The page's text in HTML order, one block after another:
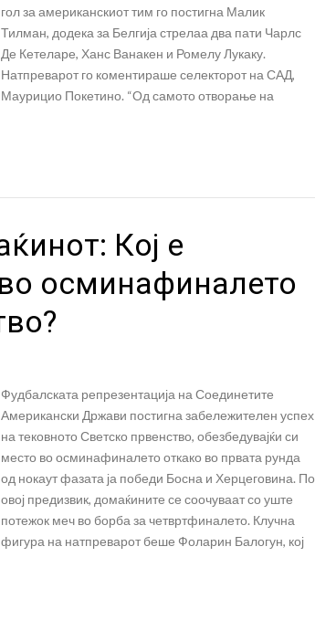
гол за американскиот тим го постигна Малик
Тилман, додека за Белгија стрелаа два пати Чарлс
Де Кетеларе, Ханс Ванакен и Ромелу Лукаку.
Натпреварот го коментираше селекторот на САД,
Маурицио Покетино. “Од самото отворање на
Кој е
осминафиналето
Фудбалската репрезентација на Соединетите
Американски Држави постигна забележителен успех
на тековното Светско првенство, обезбедувајќи си
место во осминафиналето откако во првата рунда
од нокаут фазата ја победи Босна и Херцеговина. По
овој предизвик, домаќините се соочуваат со уште
потежок меч во борба за четвртфиналето. Клучна
фигура на натпреварот беше Фоларин Балогун, кој